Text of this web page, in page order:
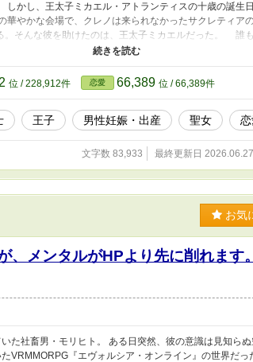
かし、王太子ミカエル・アトランティスの十歳の誕生
やかな会場で、クレノは来られなかったサクレティア
。そんな彼を助けたのは、王太子ミカエルだった。 誰
想うクレノの純粋さは、ミカエルの心に深く刻まれる。
ない秘密があった。 それは人を癒やす特別な力。 も
かもしれない危険な才能だった。 クレノは幼い約束を胸
太子の想いは執着にも似た愛へと変わり、王国初の『男
た約束の物語。
位 / 228,912件 恋愛 66,389 位 / 66,389件
王子 男性妊娠・出産 聖女
文字数 83,933 最終更新日 2026.06.27
お気
、メンタルがHPより先に削れます
た社畜男・モリヒト。 ある日突然、彼の意識は見知ら
『エヴォルシア・オンライン』の世界だっ